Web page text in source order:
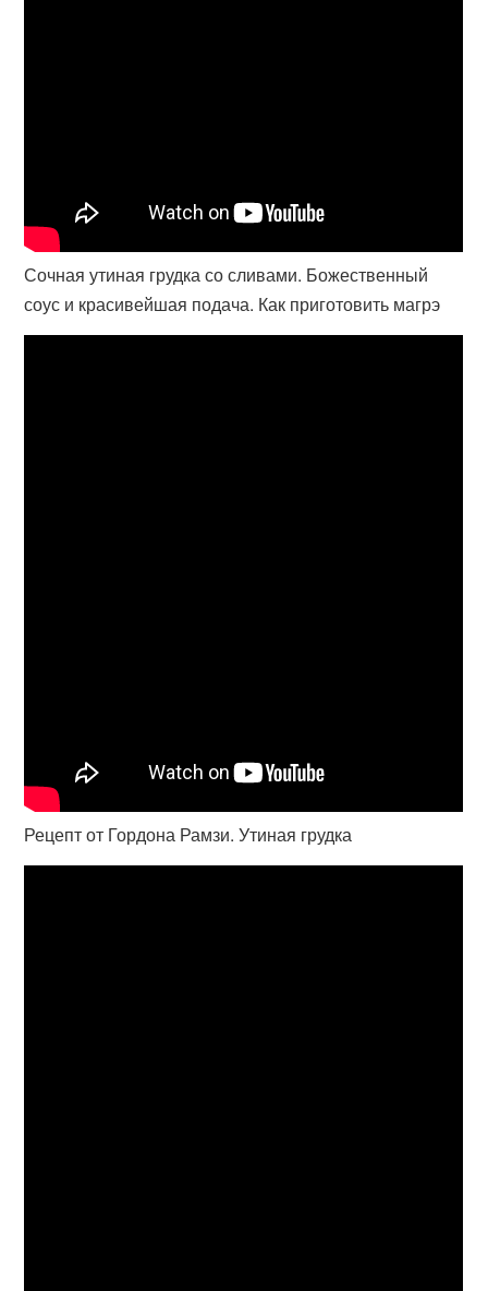
Сочная утиная грудка со сливами. Божественный
соус и красивейшая подача. Как приготовить магрэ
Рецепт от Гордона Рамзи. Утиная грудка